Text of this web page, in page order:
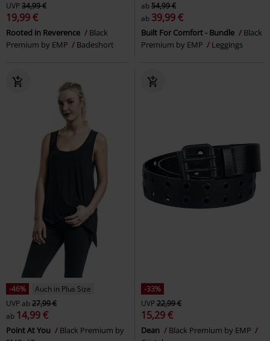
UVP34,99 €
19,99 €
Rooted in Reverence
Black
Premium by EMP
Badeshort
ab54,99 €
ab 39,99 €
Built For Comfort - Bundle
Black
Premium by EMP
Leggings
-46%
Auch in Plus Size
UVPab27,99 €
ab 14,99 €
Point At You
Black Premium by
-33%
UVP22,99 €
15,29 €
Dean
Black Premium by EMP